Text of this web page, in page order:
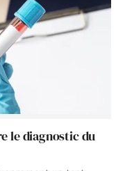
le diagnostic du